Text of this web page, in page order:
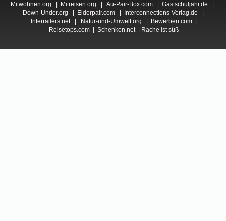
Mitwohnen.org
Mitreisen.org Au-Pair-Box.com Gastschuljahr.de
Down-Under.org
Elderpair.com| Interconnections-Verlag.de
Interrailers.net| Natur-und-Umwelt.org Bewerben.com
Reisetops.com
Schenken.net| Rache ist süß